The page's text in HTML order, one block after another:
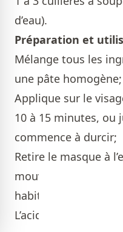
d’eau).
Préparation et
Mélange tous les
une pâte homogène;
Applique sur le
10 à 15 minutes, ou
commence à durcir;
Retire le masque à
mouvement
habituel et
L’acide caféique et